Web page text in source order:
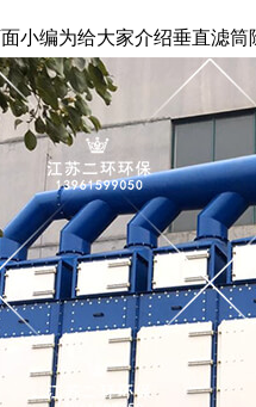
编为给大家介绍垂直滤筒